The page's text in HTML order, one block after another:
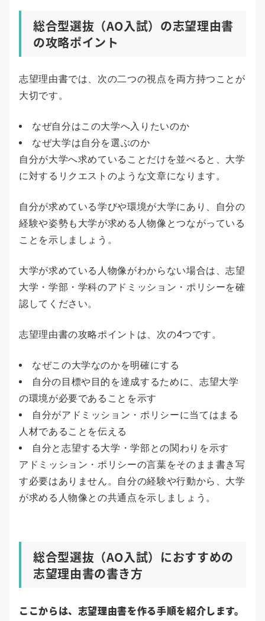
総合型選抜（AO入試）の志望理由書
の攻略ポイント
志望理由書では、次の二つの視点を両方持つことが
大切です。
なぜ自分はこの大学へ入りたいのか
なぜ大学は自分を選ぶのか
自分が大学へ求めていることだけを並べると、大学
に対するリクエストのような文章になります。
自分が求めている学びや環境が大学にあり、自分の
経験や姿勢も大学が求める人物像とつながっている
ことを示しましょう。
大学が求めている人物像がわからない場合は、志望
大学・学部・学科のアドミッション・ポリシーを確
認してください。
志望理由書の攻略ポイントは、次の4つです。
なぜこの大学なのかを明確にする
自分の目標や目的を達成するために、志望大学
の環境が必要であることを示す
自分がアドミッション・ポリシーに当てはまる
人材であることを伝える
自分と志望する大学・学部との関わりを示す
アドミッション・ポリシーの言葉をそのまま書き写
す必要はありません。自分の経験や行動から、大学
が求める人物像との共通点を示しましょう。
総合型選抜（AO入試）におすすめの
志望理由書の書き方
ここからは、志望理由書を作る手順を紹介します。